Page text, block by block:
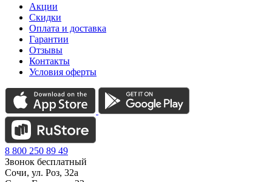
Акции
Скидки
Оплата и доставка
Гарантии
Отзывы
Контакты
Условия оферты
8 800 250 89 49
Звонок бесплатный
Сочи, ул. Роз, 32а